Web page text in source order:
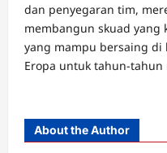
dan penyegaran tim,
membangun skuad
yang mampu bersaing
Eropa untuk tahun-tahun
About the Author